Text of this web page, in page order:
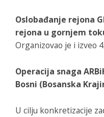
Oslobađanje rejona
rejona u gornjem
Organizovao je i izveo
Operacija snaga
Bosni (Bosanska
U cilju konkretizacije